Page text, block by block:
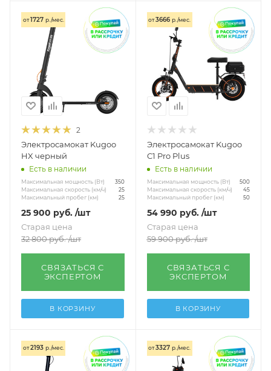
от1727 р./мес.
2
Электросамокат Kugoo
HX черный
Есть в наличии
Максимальная мощность (Вт) 350
Максимальная скорость (км/ч) 25
Максимальный пробег (км) 25
25 900 руб. /шт
Старая цена
32 800руб. /шт
СВЯЗАТЬСЯ С
ЭКСПЕРТОМ
В КОРЗИНУ
от3666 р./мес.
Электросамокат Kugoo
C1 Pro Plus
Есть в наличии
Максимальная мощность (Вт) 500
Максимальная скорость (км/ч) 45
Максимальный пробег (км) 50
54 990 руб. /шт
Старая цена
59 900руб. /шт
СВЯЗАТЬСЯ С
ЭКСПЕРТОМ
В КОРЗИНУ
от2193 р./мес. от3327 р./мес.